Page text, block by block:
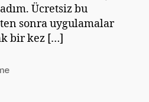
Ücretsiz bu
sonra uygulamalar
bir kez […]